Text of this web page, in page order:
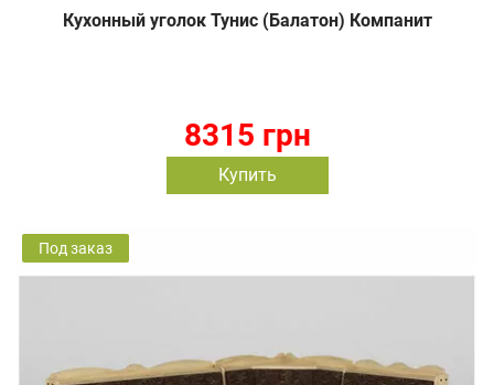
Кухонный уголок Тунис (Балатон) Компанит
8315 грн
Купить
Под заказ